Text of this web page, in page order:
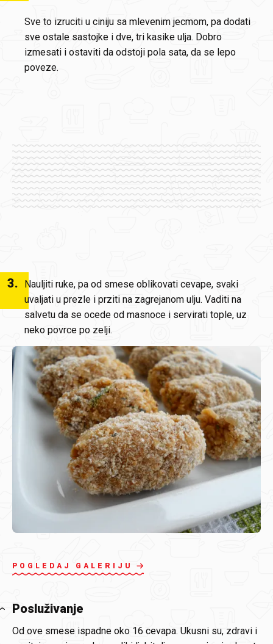
Sve to izruciti u ciniju sa mlevenim jecmom, pa dodati
sve ostale sastojke i dve, tri kasike ulja. Dobro
izmesati i ostaviti da odstoji pola sata, da se lepo
poveze.
3.
Nauljiti ruke, pa od smese oblikovati cevape, svaki
uvaljati u prezle i prziti na zagrejanom ulju. Vaditi na
salvetu da se ocede od masnoce i servirati tople, uz
neko povrce po zelji.
POGLEDAJ GALERIJU
Posluživanje
Od ove smese ispadne oko 16 cevapa. Ukusni su, zdravi i